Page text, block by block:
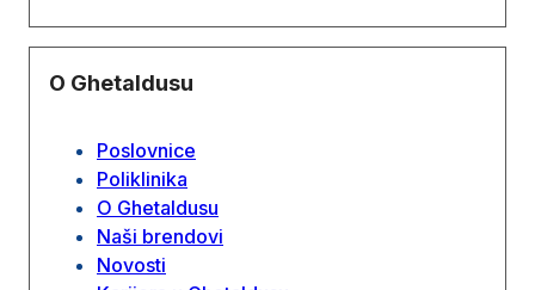
O Ghetaldusu
Poslovnice
Poliklinika
O Ghetaldusu
Naši brendovi
Novosti